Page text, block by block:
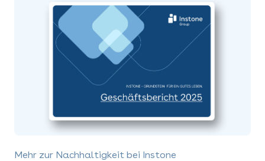
Mehr zur Nachhaltigkeit bei Instone